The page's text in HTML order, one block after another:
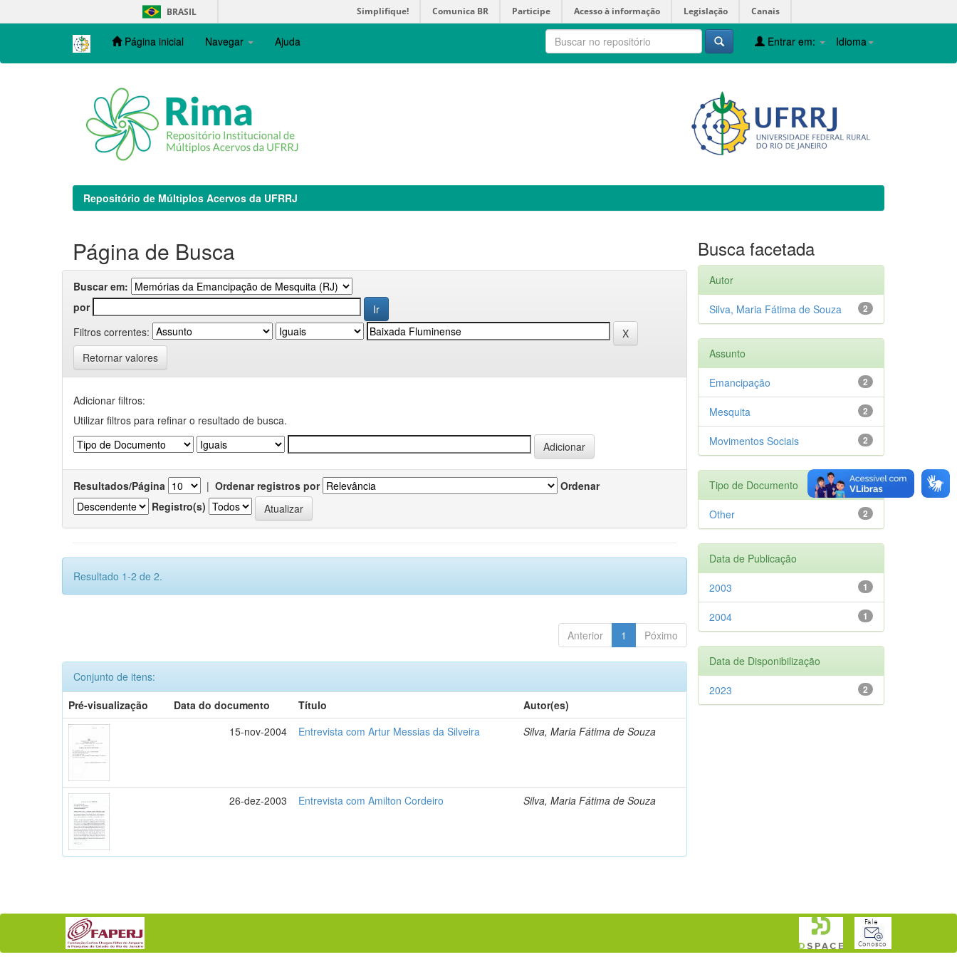
navigation
BRASIL Simplifique! Comunica BR Participe Acesso à informação Legislação Canais
Página inicial Navegar Ajuda Idioma
Entrar em:
Repositório de Múltiplos Acervos da UFRRJ
Página de Busca
Buscar em:
por
Filtros correntes:
Retornar valores
Adicionar filtros:
Utilizar filtros para refinar o resultado de busca.
Resultados/Página | Ordenar registros por
Ordenar
Registro(s)
Resultado 1-2 de 2.
Anterior 1 Póximo
Conjunto de itens:
Pré-visualização
Data do documento Título
Autor(es)
15-nov-2004
Entrevista com Artur Messias da Silveira Silva, Maria Fátima de Souza
26-dez-2003 Entrevista com Amilton Cordeiro Silva, Maria Fátima de Souza
Busca facetada
Autor
2
Silva, Maria Fátima de Souza
Assunto
2
Emancipação
2
Mesquita
2
Movimentos Sociais
Tipo de Documento
2
Other
Data de Publicação
1
2003
1
2004
Data de Disponibilização
2
2023